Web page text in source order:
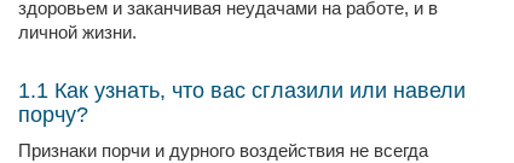
здоровьем и заканчивая неудачами на работе, и в
личной жизни.
1.1 Как узнать, что вас сглазили или навели
порчу?
Признаки порчи и дурного воздействия не всегда